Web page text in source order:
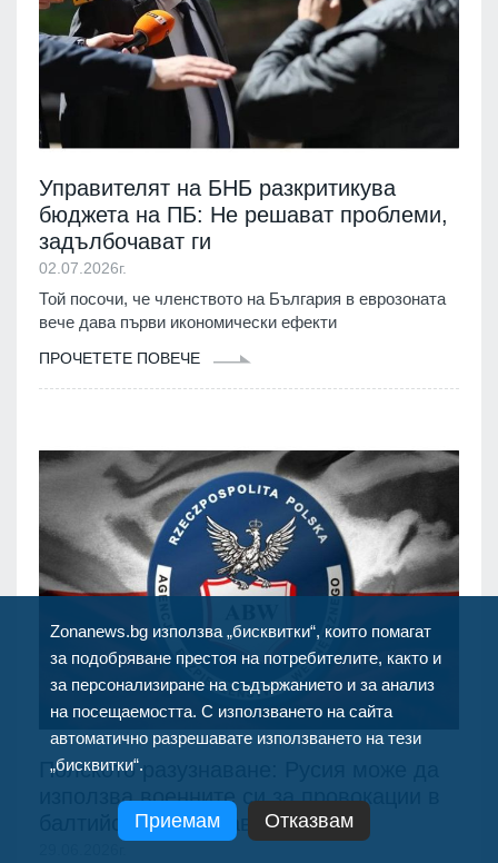
Управителят на БНБ разкритикува
бюджета на ПБ: Не решават проблеми,
задълбочават ги
02.07.2026г.
Той посочи, че членството на България в еврозоната
вече дава първи икономически ефекти
ПРОЧЕТЕТЕ ПОВЕЧЕ
Полското разузнаване: Русия може да
използва военните си за провокации в
балтийските държави
Zonanews.bg използва „бисквитки“, които помагат
за подобряване престоя на потребителите, както и
за персонализиране на съдържанието и за анализ
на посещаемостта. С използването на сайта
автоматично разрешавате използването на тези
„бисквитки“.
Приемам Отказвам